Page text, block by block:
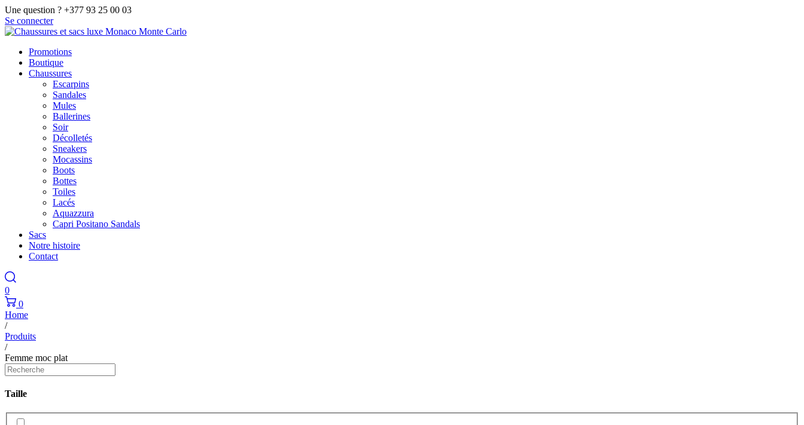
Une question ? +377 93 25 00 03
Se connecter
Promotions
Boutique
Chaussures
Escarpins
Sandales
Mules
Ballerines
Soir
Décolletés
Sneakers
Mocassins
Boots
Bottes
Toiles
Lacés
Aquazzura
Capri Positano Sandals
Sacs
Notre histoire
Contact
0
0
Home
/
Produits
/
Femme moc plat
Taille